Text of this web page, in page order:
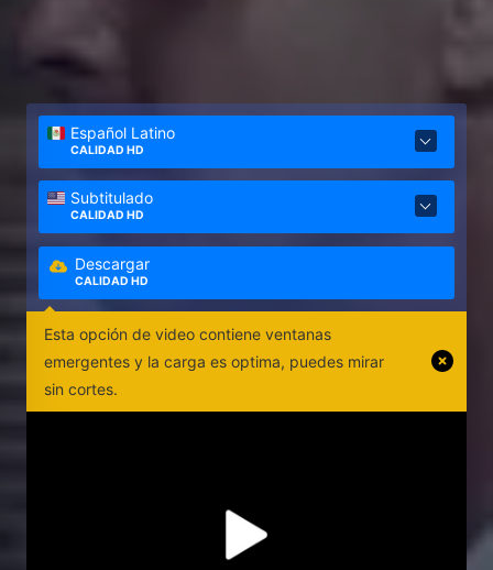
Español Latino
CALIDAD HD
Subtitulado
CALIDAD HD
Descargar
CALIDAD HD
Esta opción de video contiene ventanas
emergentes y la carga es optima, puedes mirar
sin cortes.